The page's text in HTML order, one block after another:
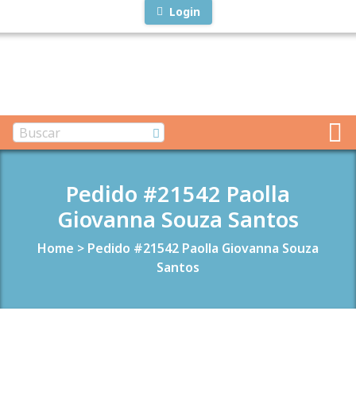
Login
Pedido #21542 Paolla
Giovanna Souza Santos
Home > Pedido #21542 Paolla Giovanna Souza
Santos